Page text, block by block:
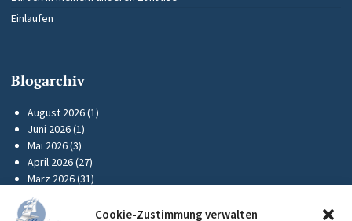
Cookie-Zustimmung verwalten
Einlaufen
Blogarchiv
August 2026(1)
Juni 2026(1)
Mai 2026(3)
April 2026(27)
März 2026(31)
Februar 2026
Januar 2026
(37)